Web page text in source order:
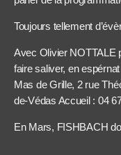
Toujours tellement
Avec Olivier NOTTALE
faire saliver, en
Mas de Grille, 2 rue
de-Védas Accueil : 04
En Mars, FISHBACH